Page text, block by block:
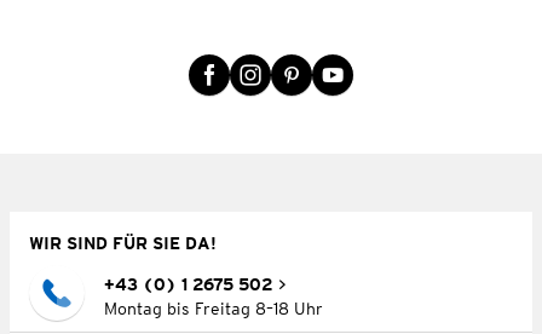
WIR SIND FÜR SIE DA!
+43 (0) 1 2675 502
Montag bis Freitag 8–18 Uhr